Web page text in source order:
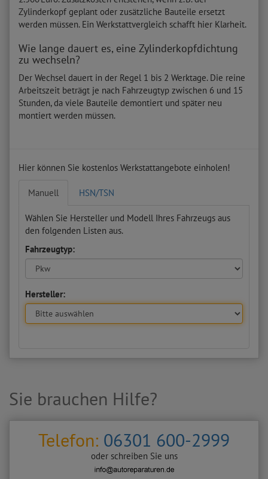
Zylinderkopf geplant oder zusätzliche Bauteile ersetzt
werden müssen. Ein Werkstattvergleich schafft hier Klarheit.
Wie lange dauert es, eine Zylinderkopfdichtung
zu wechseln?
Der Wechsel dauert in der Regel 1 bis 2 Werktage. Die reine
Arbeitszeit beträgt je nach Fahrzeugtyp zwischen 6 und 15
Stunden, da viele Bauteile demontiert und später neu
montiert werden müssen.
Hier können Sie kostenlos Werkstattangebote einholen!
Manuell HSN/TSN
Wählen Sie Hersteller und Modell Ihres Fahrzeugs aus
den folgenden Listen aus.
Fahrzeugtyp:
Hersteller:
Sie brauchen Hilfe?
Telefon: 06301 600-2999
oder schreiben Sie uns